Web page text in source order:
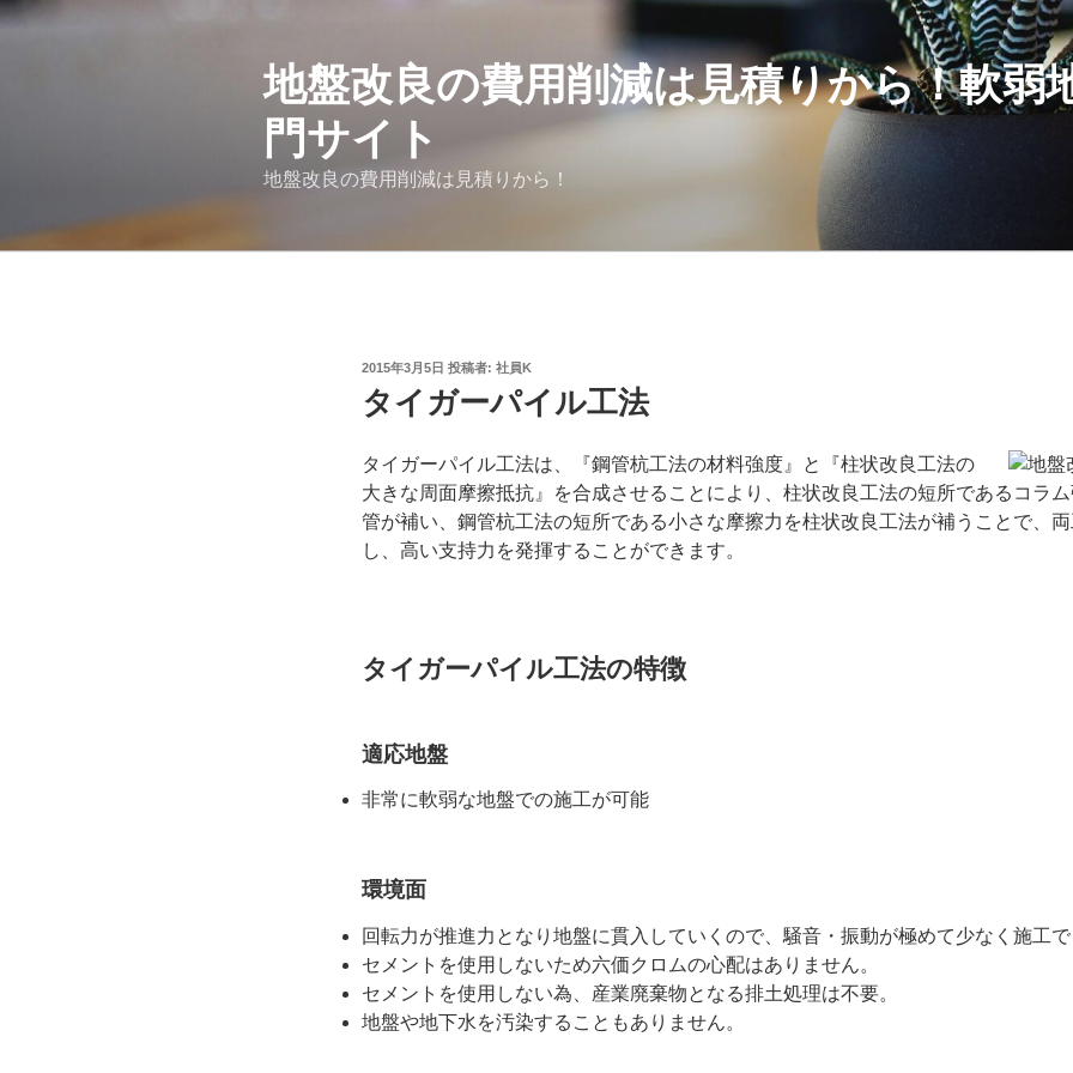
コ
ッ
地盤改良の費用削減は見積りから！軟弱
門サイト
地盤改良の費用削減は見積りから！
投
日:
2015年3月5日 投稿者: 社員K
タイガーパイル工法
タイガーパイル工法は、『鋼管杭工法の材料強度』と『柱状改良工法の
大きな周面摩擦抵抗』を合成させることにより、柱状改良工法の短所であるコラ
管が補い、鋼管杭工法の短所である小さな摩擦力を柱状改良工法が補うことで、
し、高い支持力を発揮することができます。
タイガーパイル工法の特徴
適応地盤
非常に軟弱な地盤での施工が可能
環境面
回転力が推進力となり地盤に貫入していくので、騒音・振動が極めて少なく施工
セメントを使用しないため六価クロムの心配はありません。
セメントを使用しない為、産業廃棄物となる排土処理は不要。
地盤や地下水を汚染することもありません。